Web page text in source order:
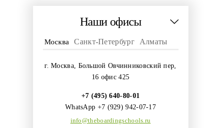
Наши офисы
Москва Санкт-Петербург Алматы
г. Москва, Большой Овчинниковский пер,
16 офис 425
+7 (495) 640-80-01
WhatsApp +7 (929) 942-07-17
info@theboardingschools.ru